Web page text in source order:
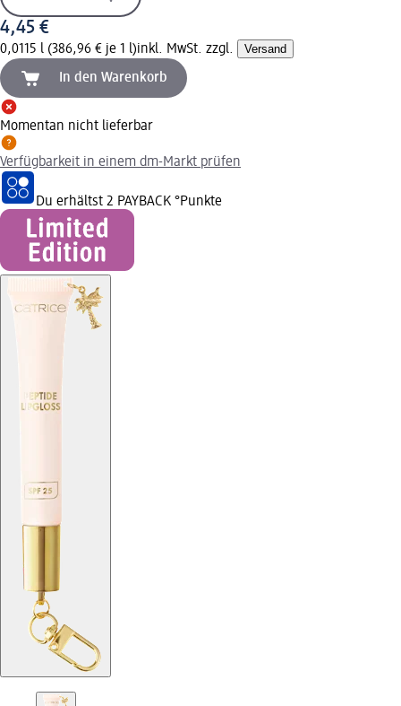
4,45 €
0,0115 l (386,96 € je 1 l)inkl. MwSt. zzgl. Versand
In den Warenkorb
Momentan nicht lieferbar
Verfügbarkeit in einem dm-Markt prüfen
Du erhältst 2 PAYBACK °Punkte